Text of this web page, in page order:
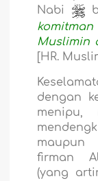
Nabi
Muslimin
[HR.
dengan
menipu,
maupun
firman
(yang